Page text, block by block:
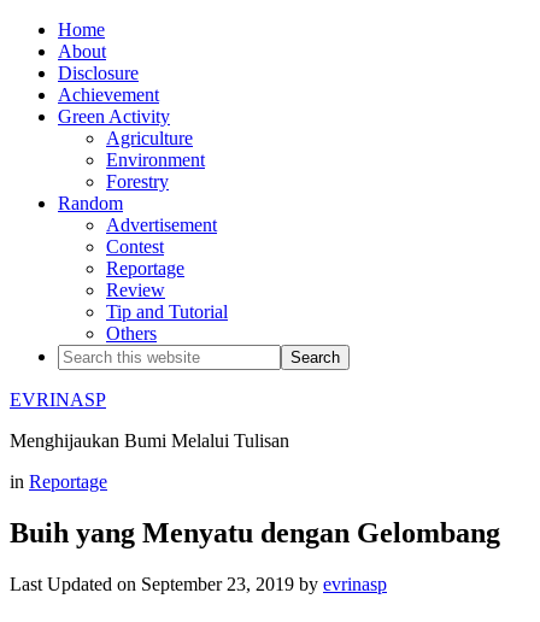
Home
About
Disclosure
Achievement
Green Activity
Agriculture
Environment
Forestry
Random
Advertisement
Contest
Reportage
Review
Tip and Tutorial
Others
EVRINASP
Menghijaukan Bumi Melalui Tulisan
in Reportage
Buih yang Menyatu dengan Gelombang
Last Updated on September 23, 2019 by evrinasp